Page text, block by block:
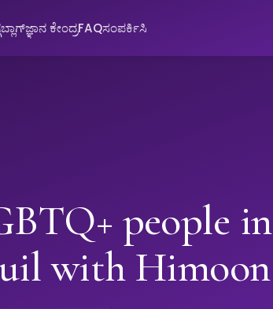
ಬ್ಲಾಗ್ಜ್ಞಾನ ಕೇಂದ್ರFAQಸಂಪರ್ಕಿಸಿ
people in
with Himoon